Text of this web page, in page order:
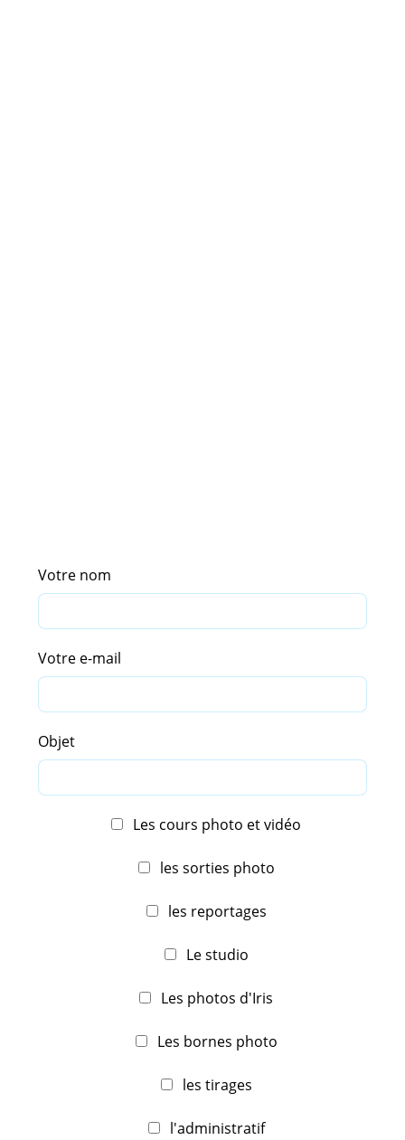
Votre nom
Votre e-mail
Objet
Les cours photo et vidéo
les sorties photo
les reportages
Le studio
Les photos d'Iris
Les bornes photo
les tirages
l'administratif